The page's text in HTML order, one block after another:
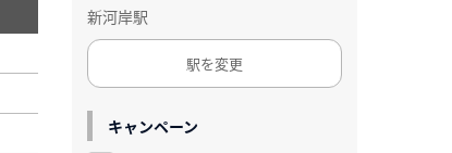
新河岸駅
駅を変更
キャンペーン